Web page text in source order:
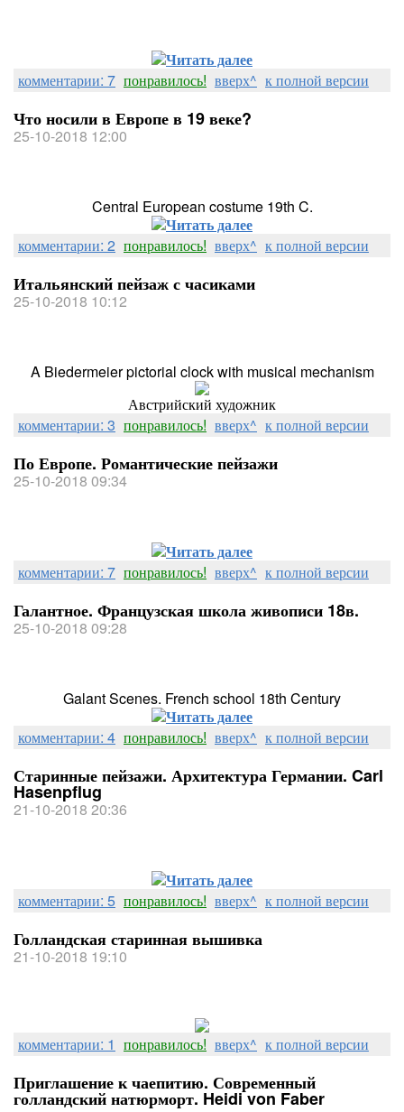
Читать далее
комментарии: 7 понравилось! вверх^ к полной версии
Что носили в Европе в 19 веке?
25-10-2018 12:00
Central European costume 19th C.
Читать далее
комментарии: 2 понравилось! вверх^ к полной версии
Итальянский пейзаж с часиками
25-10-2018 10:12
A Biedermeier pictorial clock with musical mechanism
Австрийский художник
комментарии: 3 понравилось! вверх^ к полной версии
По Европе. Романтические пейзажи
25-10-2018 09:34
Читать далее
комментарии: 7 понравилось! вверх^ к полной версии
Галантное. Французская школа живописи 18в.
25-10-2018 09:28
Galant Scenes. French school 18th Century
Читать далее
комментарии: 4 понравилось! вверх^ к полной версии
Старинные пейзажи. Архитектура Германии. Carl
Hasenpflug
21-10-2018 20:36
Читать далее
комментарии: 5 понравилось! вверх^ к полной версии
Голландская старинная вышивка
21-10-2018 19:10
комментарии: 1 понравилось! вверх^ к полной версии
Приглашение к чаепитию. Современный
голландский натюрморт. Heidi von Faber